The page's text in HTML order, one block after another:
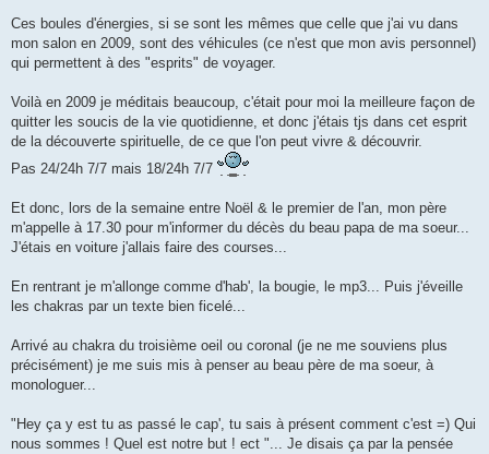
Ces boules d'énergies, si se sont les mêmes que celle que j'ai vu dans
mon salon en 2009, sont des véhicules (ce n'est que mon avis personnel)
qui permettent à des "esprits" de voyager.
Voilà en 2009 je méditais beaucoup, c'était pour moi la meilleure façon de
quitter les soucis de la vie quotidienne, et donc j'étais tjs dans cet esprit
de la découverte spirituelle, de ce que l'on peut vivre & découvrir.
Pas 24/24h 7/7 mais 18/24h 7/7
Et donc, lors de la semaine entre Noël & le premier de l'an, mon père
m'appelle à 17.30 pour m'informer du décès du beau papa de ma soeur...
J'étais en voiture j'allais faire des courses...
En rentrant je m'allonge comme d'hab', la bougie, le mp3... Puis j'éveille
les chakras par un texte bien ficelé...
Arrivé au chakra du troisième oeil ou coronal (je ne me souviens plus
précisément) je me suis mis à penser au beau père de ma soeur, à
monologuer...
"Hey ça y est tu as passé le cap', tu sais à présent comment c'est =) Qui
nous sommes ! Quel est notre but ! ect "... Je disais ça par la pensée